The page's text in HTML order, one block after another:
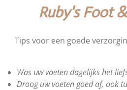
Ruby's Foot
Tips voor een goede
Was uw voeten dagelijks het
Droog uw voeten goed af, ook